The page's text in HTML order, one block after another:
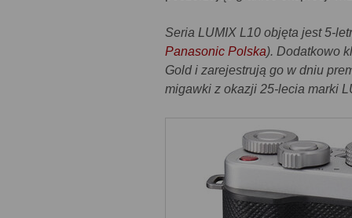
Seria LUMIX L10 objęta jest 5-
Panasonic Polska). Dodatkowo
Gold i zarejestrują go w dniu
migawki z okazji 25-lecia marki